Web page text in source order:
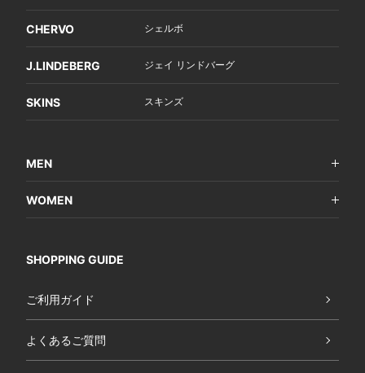
CHERVO シェルボ
J.LINDEBERG ジェイ リンドバーグ
SKINS スキンズ
MEN
WOMEN
SHOPPING GUIDE
ご利用ガイド
よくあるご質問